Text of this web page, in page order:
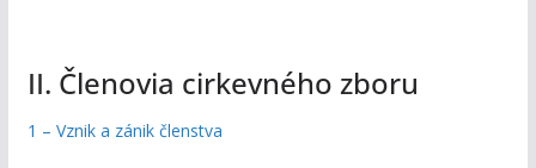
II. Členovia cirkevného zboru
1 – Vznik a zánik členstva